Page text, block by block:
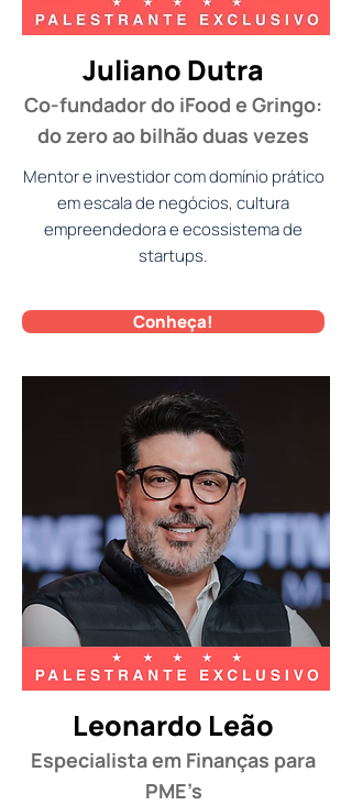
Juliano Dutra
Co-fundador do iFood e Gringo:
do zero ao bilhão duas vezes
Mentor e investidor com domínio prático
em escala de negócios, cultura
empreendedora e ecossistema de
startups.
Conheça!
Leonardo Leão
Especialista em Finanças para
PME’s